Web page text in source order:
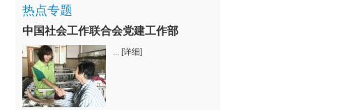
热点专题
中国社会工作联合会党建工作部
... [详细]